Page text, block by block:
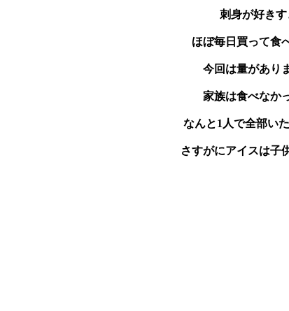
刺身が好きす
ほぼ毎日買って食
今回は量があり
家族は食べなか
なんと1人で全部い
さすがにアイスは子